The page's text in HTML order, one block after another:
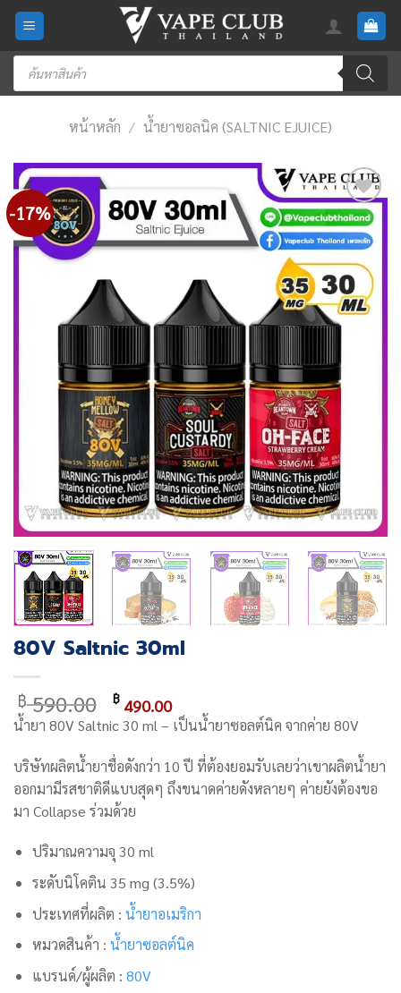
Skip
content
Products
search
หน้าหลัก / น้ำยาซอลนิค (SALTNIC EJUICE)
-17%
Add
to
wishlist
80V Saltnic 30ml
฿590.00 Original
price
฿ 590.00.
฿490.00Current
price
฿ 490.00.
น้ำยา 80V Saltnic 30 ml – เป็นน้ำยาซอลต์นิค จากค่าย 80V
บริษัทผลิตน้ำยาชื่อดังกว่า 10 ปี ที่ต้องยอมรับเลยว่าเขาผลิตน้ำยา
ออกมามีรสชาติดีแบบสุดๆ ถึงขนาดค่ายดังหลายๆ ค่ายยังต้องขอ
มา Collapse ร่วมด้วย
ปริมาณความจุ 30 ml
ระดับนิโคติน 35 mg (3.5%)
ประเทศที่ผลิต : น้ำยาอเมริกา
หมวดสินค้า : น้ำยาซอลต์นิค
แบรนด์/ผู้ผลิต : 80V